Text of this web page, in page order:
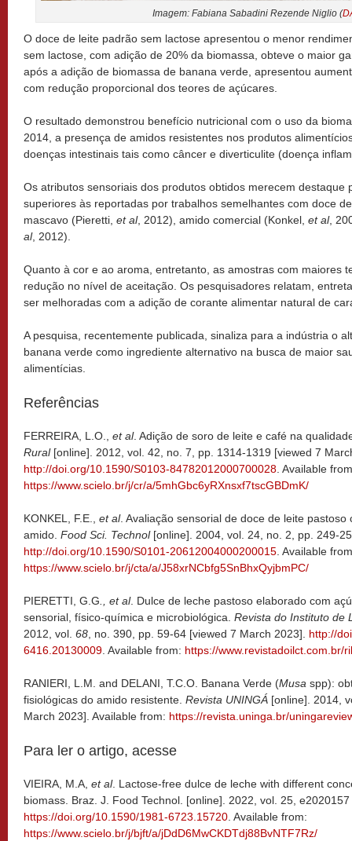
Imagem: Fabiana Sabadini Rezende Niglio (
O doce de leite padrão sem lactose apresentou o menor
sem lactose, com adição de 20% da biomassa, obteve o maior
após a adição de biomassa de banana verde, apresentou
com redução proporcional dos teores de açúcares.
O resultado demonstrou benefício nutricional com o uso da
2014, a presença de amidos resistentes nos produtos
doenças intestinais tais como câncer e diverticulite (doença
Os atributos sensoriais dos produtos obtidos merecem destaque
superiores às reportadas por trabalhos semelhantes com doce
mascavo (Pieretti, et al, 2012), amido comercial (Konkel, et al,
al, 2012).
Quanto à cor e ao aroma, entretanto, as amostras com maiores
redução no nível de aceitação. Os pesquisadores relatam,
ser melhoradas com a adição de corante alimentar natural de
A pesquisa, recentemente publicada, sinaliza para a indústria o
banana verde como ingrediente alternativo na busca de maior
alimentícias.
Referências
FERREIRA, L.O., et al. Adição de soro de leite e café na
Rural [online]. 2012, vol. 42, no. 7, pp. 1314-1319 [viewed 7
http://doi.org/10.1590/S0103-84782012000700028 . Available
https://www.scielo.br/j/cr/a/5mhGbc6yRXnsxf7tscGBDmK/
KONKEL, F.E., et al. Avaliação sensorial de doce de leite
amido. Food Sci. Technol [online]. 2004, vol. 24, no. 2, pp. 249-
http://doi.org/10.1590/S0101-20612004000200015 . Available
https://www.scielo.br/j/cta/a/J58xrNCbfg5SnBhxQyjbmPC/
PIERETTI, G.G ., et al. Dulce de leche pastoso elaborado com
sensorial, físico-química e microbiológica. Revista do Instituto de
2012, vol. 68 , no. 390, pp. 59-64 [viewed 7 March 2023]. http://
6416.20130009 . Available from: https://www.revistadoilct.com.br/
RANIERI, L.M. and DELANI, T.C.O. Banana Verde (Musa spp):
fisiológicas do amido resistente. Revista UNINGÁ [online]. 2014,
March 2023]. Available from: https://revista.uninga.br/
Para ler o artigo, acesse
VIEIRA, M.A, et al. Lactose-free dulce de leche with different
biomass. Braz. J. Food Technol. [online]. 2022, vol. 25,
https://doi.org/10.1590/1981-6723.15720 . Available from:
https://www.scielo.br/j/bjft/a/jDdD6MwCKDTdj88BvNTF7Rz/